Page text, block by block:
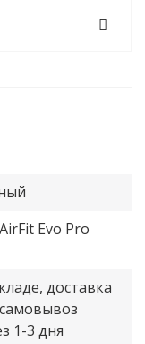
Evo Pro
доставка
1-3 дня